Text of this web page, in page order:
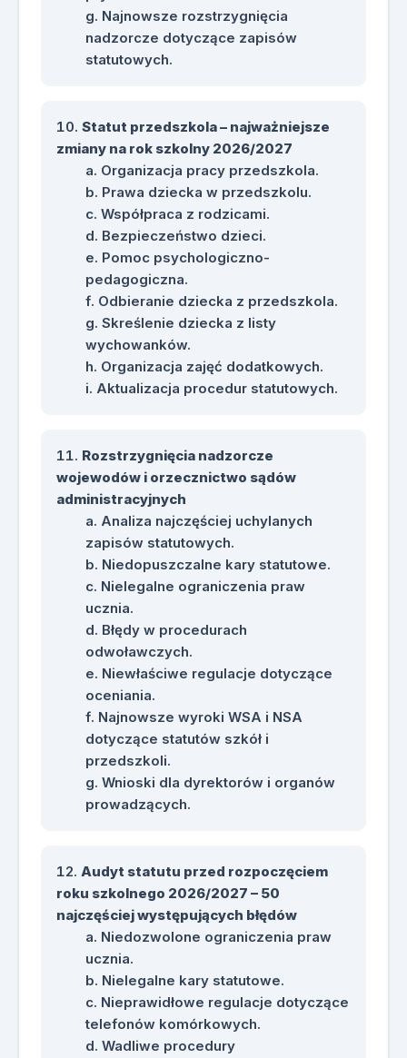
Najnowsze rozstrzygnięcia
nadzorcze dotyczące zapisów
statutowych.
Statut przedszkola – najważniejsze
zmiany na rok szkolny 2026/2027
Organizacja pracy przedszkola.
Prawa dziecka w przedszkolu.
Współpraca z rodzicami.
Bezpieczeństwo dzieci.
Pomoc psychologiczno-
pedagogiczna.
Odbieranie dziecka z przedszkola.
Skreślenie dziecka z listy
wychowanków.
Organizacja zajęć dodatkowych.
Aktualizacja procedur statutowych.
Rozstrzygnięcia nadzorcze
wojewodów i orzecznictwo sądów
administracyjnych
Analiza najczęściej uchylanych
zapisów statutowych.
Niedopuszczalne kary statutowe.
Nielegalne ograniczenia praw
ucznia.
Błędy w procedurach
odwoławczych.
Niewłaściwe regulacje dotyczące
oceniania.
Najnowsze wyroki WSA i NSA
dotyczące statutów szkół i
przedszkoli.
Wnioski dla dyrektorów i organów
prowadzących.
Audyt statutu przed rozpoczęciem
roku szkolnego 2026/2027 – 50
najczęściej występujących błędów
Niedozwolone ograniczenia praw
ucznia.
Nielegalne kary statutowe.
Nieprawidłowe regulacje dotyczące
telefonów komórkowych.
Wadliwe procedury